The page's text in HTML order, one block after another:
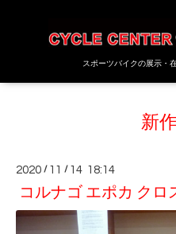
スポーツバイクの展示・
新
2020 / 11 / 14 18:14
コルナゴ エポカ クロ